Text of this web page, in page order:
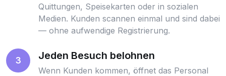
Quittungen, Speisekarten oder in sozialen
Medien. Kunden scannen einmal und sind dabei
— ohne aufwendige Registrierung.
3 Jeden Besuch belohnen
Wenn Kunden kommen, öffnet das Personal